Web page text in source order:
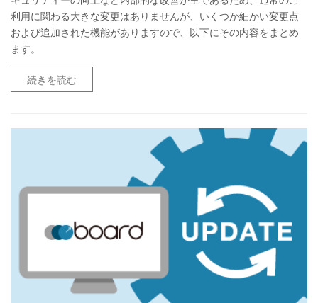
利用に関わる大きな変更はありませんが、いくつか細かい変更点
および追加された機能がありますので、以下にその内容をまとめ
ます。
続きを読む